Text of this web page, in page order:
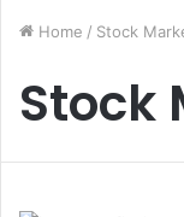
Home / Stock
Stock